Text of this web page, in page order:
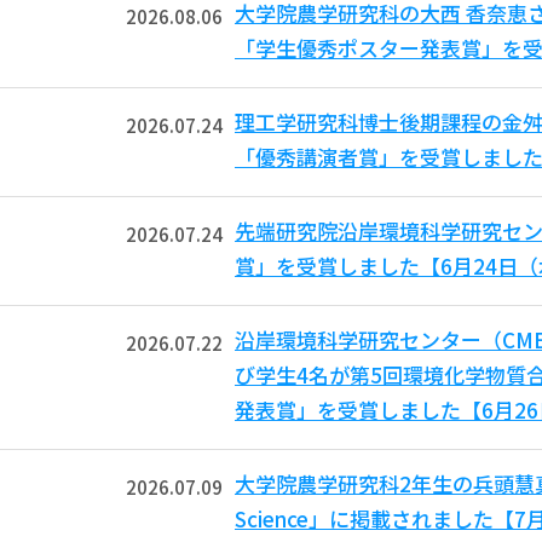
2026.08.06 大学院農学研究科の大西 香奈恵
「学生優秀ポスター発表賞」
2026.07.24 理工学研究科博士後期課程の金
「優秀講演者賞」を受賞しまし
2026.07.24 先端研究院沿岸環境科学研究セ
賞」を受賞しました【6月24日
2026.07.22 沿岸環境科学研究センター（
び学生4名が第5回環境化学物質
発表賞」を受賞しました【6月
2026.07.09 大学院農学研究科2年生の兵頭
Science」に掲載されました【7